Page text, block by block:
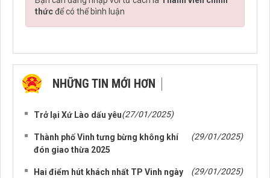
thứcđể có thể bình luận
NHỮNG TIN MỚI HƠN
Trở lại Xứ Lào dấu yêu(27/01/2025)
Thành phố Vinh tưng bừng không khí
đón giao thừa 2025
(29/01/2025)
Hai điểm hút khách nhất TP Vinh ngày
(29/01/2025)